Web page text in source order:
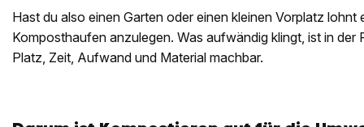
Hast du also einen Garten oder einen kleinen Vorplatz lohnt
Komposthaufen anzulegen. Was aufwändig klingt, ist in der
Platz, Zeit, Aufwand und Material machbar.